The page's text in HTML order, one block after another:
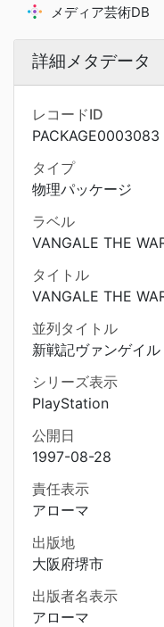
メディア芸術DB
詳細メタデータ
レコードID
PACKAGE0003083
タイプ
物理パッケージ
ラベル
VANGALE THE
タイトル
VANGALE THE
並列タイトル
新戦記ヴァンゲイル
シリーズ表示
PlayStation
公開日
1997-08-28
責任表示
アローマ
出版地
大阪府堺市
出版者名表示
アローマ